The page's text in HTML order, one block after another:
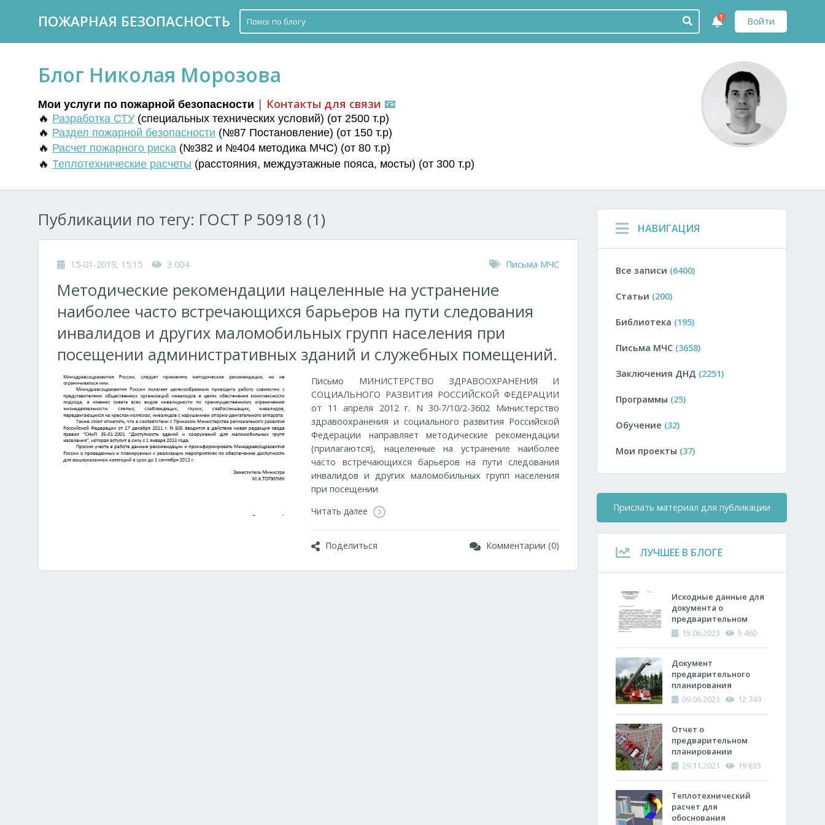
ПОЖАРНАЯ БЕЗОПАСНОСТЬ Войти
1
Блог Николая Морозова
Мои услуги по пожарной безопасности | Контакты для связи 📧
🔥 Разработка СТУ (специальных технических условий) (от 2500 т.р)
🔥 Раздел пожарной безопасности (№87 Постановление) (от 150 т.р)
🔥 Расчет пожарного риска (№382 и №404 методика МЧС) (от 80 т.р)
🔥 Теплотехнические расчеты (расстояния, междуэтажные пояса, мосты) (от 300 т.р)
Публикации по тегу: ГОСТ Р 50918 (1)
15-01-2019, 15:15 3 004 Письма МЧС
Методические рекомендации нацеленные на устранение
наиболее часто встречающихся барьеров на пути следования
инвалидов и других маломобильных групп населения при
посещении административных зданий и служебных помещений.
Письмо МИНИСТЕРСТВО ЗДРАВООХРАНЕНИЯ И
СОЦИАЛЬНОГО РАЗВИТИЯ РОССИЙСКОЙ ФЕДЕРАЦИИ
от 11 апреля 2012 г. N 30-7/10/2-3602 Министерство
здравоохранения и социального развития Российской
Федерации направляет методические рекомендации
(прилагаются), нацеленные на устранение наиболее
часто встречающихся барьеров на пути следования
инвалидов и других маломобильных групп населения
при посещении
Читать далее
Поделиться Комментарии (0)
НАВИГАЦИЯ
Все записи (6400)
Статьи (200)
Библиотека (195)
Письма МЧС (3658)
Заключения ДНД (2251)
Программы (25)
Обучение (32)
Мои проекты (37)
Прислать материал для публикации
ЛУЧШЕЕ В БЛОГЕ
Исходные данные для
документа о
предварительном
планировании
подразделений по
тушению пожара
15.06.2023 5 460
Документ
предварительного
планирования
действий по тушению
спасательных работ
(ОПП)
09.06.2023 12 749
Отчет о
предварительном
планировании
действий пожарно-
тушению пожара и
проведению
аварийно-
29.11.2021 19 635
Теплотехнический
расчет ​для
обоснования